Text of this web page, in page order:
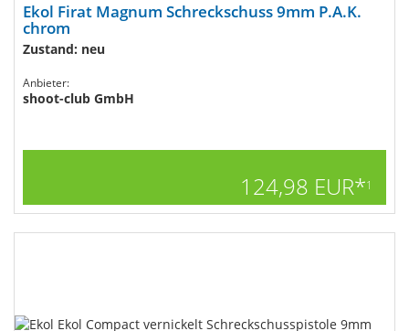
Ekol Firat Magnum Schreckschuss 9mm P.A.K.
chrom
Zustand: neu
Anbieter:
shoot-club GmbH
124,98 EUR*1